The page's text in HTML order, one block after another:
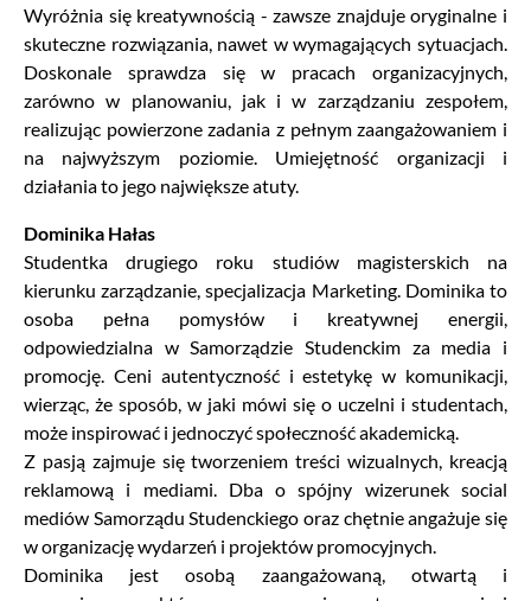
Wyróżnia się kreatywnością - zawsze znajduje oryginalne i
skuteczne rozwiązania, nawet w wymagających sytuacjach.
Doskonale sprawdza się w pracach organizacyjnych,
zarówno w planowaniu, jak i w zarządzaniu zespołem,
realizując powierzone zadania z pełnym zaangażowaniem i
na najwyższym poziomie. Umiejętność organizacji i
działania to jego największe atuty.
Dominika Hałas
Studentka drugiego roku studiów magisterskich na
kierunku zarządzanie, specjalizacja Marketing. Dominika to
osoba pełna pomysłów i kreatywnej energii,
odpowiedzialna w Samorządzie Studenckim za media i
promocję. Ceni autentyczność i estetykę w komunikacji,
wierząc, że sposób, w jaki mówi się o uczelni i studentach,
może inspirować i jednoczyć społeczność akademicką.
Z pasją zajmuje się tworzeniem treści wizualnych, kreacją
reklamową i mediami. Dba o spójny wizerunek social
mediów Samorządu Studenckiego oraz chętnie angażuje się
w organizację wydarzeń i projektów promocyjnych.
Dominika jest osobą zaangażowaną, otwartą i